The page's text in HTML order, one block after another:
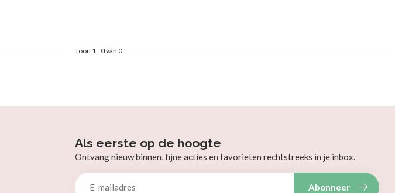
Toon 1- 0van 0
Als eerste op de hoogte
Ontvang nieuw binnen, fijne acties en favorieten rechtstreeks in je inbox.
Abonneer